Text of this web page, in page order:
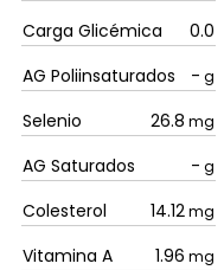
Carga Glicémica
0.0
AG Poliinsaturados
- g
Selenio 26.8 mg
AG Saturados - g
Colesterol 14.12mg
Vitamina A 1.96 mg